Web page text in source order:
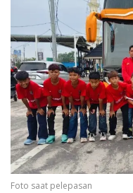
Foto saat pelepasan